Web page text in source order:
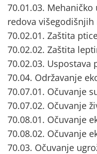
70.01.03.
redova višegodišnjih
70.02.01. Zaštita
70.02.02. Zaštita
70.02.03. Uspostava
70.04. Održavanje
70.07.01. Očuvanje
70.07.02. Očuvanje
70.08.01. Očuvanje
70.08.02. Očuvanje
70.03. Očuvanje